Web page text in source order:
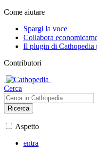
Come aiutare
Spargi la voce
Collabora
Il plugin di Cathopedia
Contributori
Cerca
Ricerca
Aspetto
entra